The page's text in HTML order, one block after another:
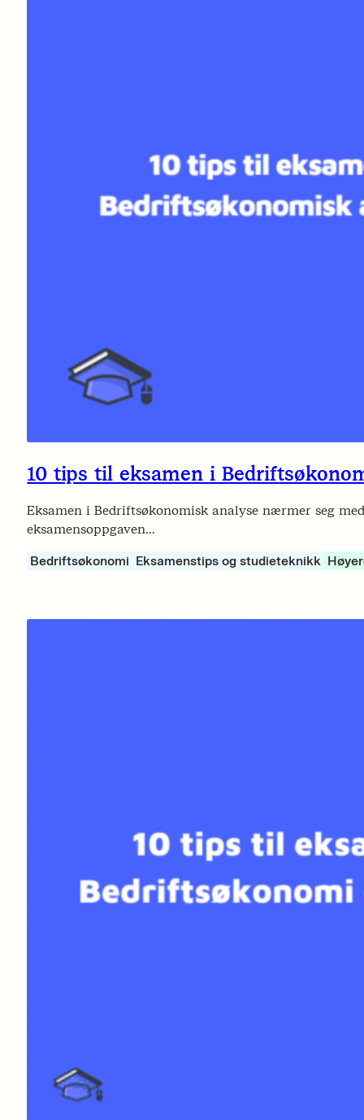
10 tips til eksamen i
Eksamen i Bedriftsøkonomisk analyse nærmer seg
eksamensoppgaven…
Bedriftsøkonomi Eksamenstips og studieteknikk